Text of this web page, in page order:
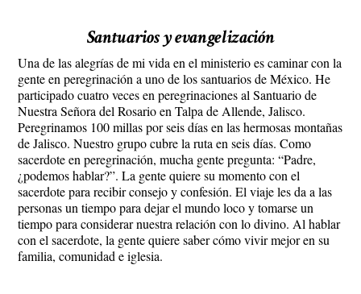
Santuarios y evangelización
Una de las alegrías de mi vida en el ministerio es caminar con la
gente en peregrinación a uno de los santuarios de México. He
participado cuatro veces en peregrinaciones al Santuario de
Nuestra Señora del Rosario en Talpa de Allende, Jalisco.
Peregrinamos 100 millas por seis días en las hermosas montañas
de Jalisco. Nuestro grupo cubre la ruta en seis días. Como
sacerdote en peregrinación, mucha gente pregunta: “Padre,
¿podemos hablar?”. La gente quiere su momento con el
sacerdote para recibir consejo y confesión. El viaje les da a las
personas un tiempo para dejar el mundo loco y tomarse un
tiempo para considerar nuestra relación con lo divino. Al hablar
con el sacerdote, la gente quiere saber cómo vivir mejor en su
familia, comunidad e iglesia.